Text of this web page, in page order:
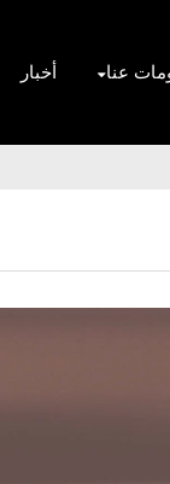
عنا أخبار